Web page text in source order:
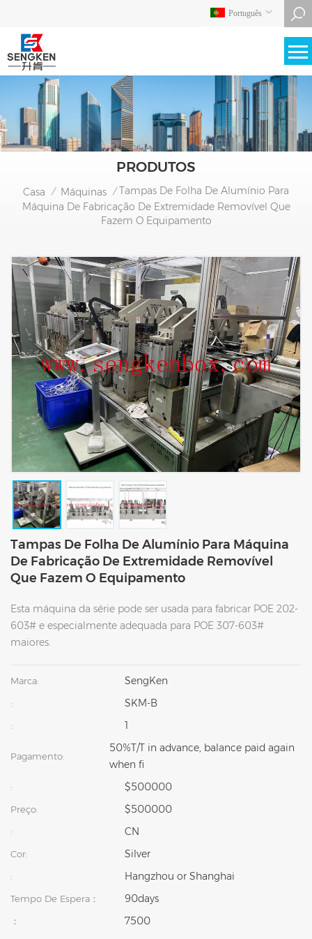
Português
PRODUTOS
Casa / Máquinas / Tampas De Folha De Alumínio Para
Máquina De Fabricação De Extremidade Removível Que
Fazem O Equipamento
Tampas De Folha De Alumínio Para Máquina
De Fabricação De Extremidade Removível
Que Fazem O Equipamento
Esta máquina da série pode ser usada para fabricar POE 202-
603# e especialmente adequada para POE 307-603#
maiores.
Marca: SengKen
: SKM-B
: 1
Pagamento:
50%T/T in advance, balance paid again
when fi
: $500000
Preço: $500000
: CN
Cor: Silver
: Hangzhou or Shanghai
Tempo De Espera： 90days
： 7500